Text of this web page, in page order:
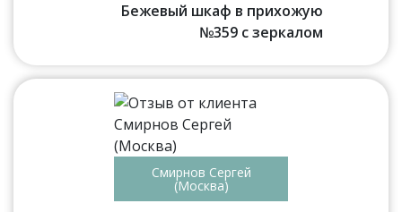
Бежевый шкаф в прихожую
№359 с зеркалом
Смирнов Сергей
(Москва)